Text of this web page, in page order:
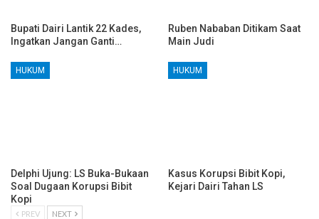
Bupati Dairi Lantik 22 Kades,
Ingatkan Jangan Ganti…
Ruben Nababan Ditikam Saat
Main Judi
HUKUM
Delphi Ujung: LS Buka-Bukaan
Soal Dugaan Korupsi Bibit
Kopi
HUKUM
Kasus Korupsi Bibit Kopi,
Kejari Dairi Tahan LS
PREV NEXT